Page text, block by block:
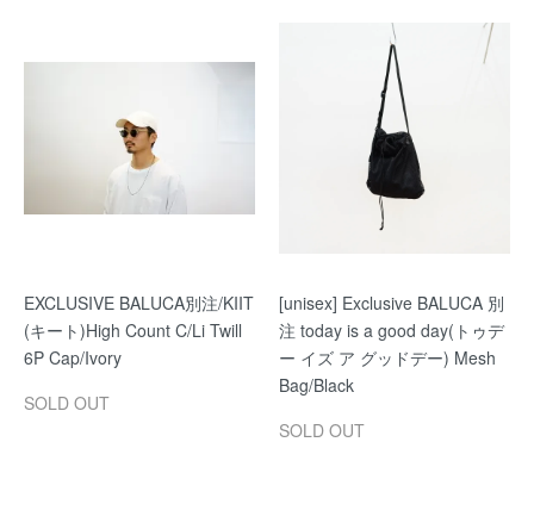
EXCLUSIVE BALUCA別注/KIIT
(キート)High Count C/Li Twill
6P Cap/Ivory
SOLD OUT
[unisex] Exclusive BALUCA 別
注 today is a good day(トゥデ
ー イズ ア グッドデー) Mesh
Bag/Black
SOLD OUT